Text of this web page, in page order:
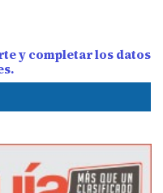
y completar los datos